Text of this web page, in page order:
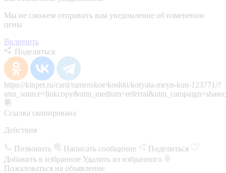
Мы не сможем отправить вам уведомление об изменении
цены
Включить
Поделиться
https://kinpet.ru/card/ramenskoe/koshki/kotyata-meyn-kun-123771/?
Ссылка скопирована
Действия
Позвонить Написать сообщение
Поделиться
Добавить в избранное Удалить из избранного
Пожаловаться на объявление